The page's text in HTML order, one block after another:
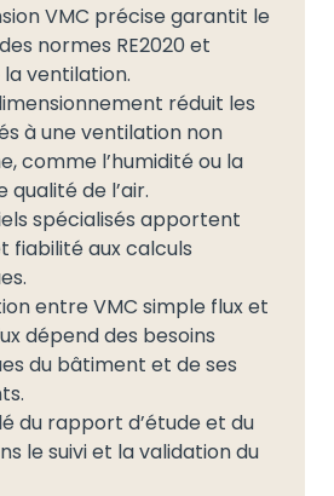
VMC précise garantit le
normes RE2020 et
ventilation.
réduit les
à une ventilation non
comme l’humidité ou la
qualité de l’air.
spécialisés apportent
fiabilité aux calculs
entre VMC simple flux et
dépend des besoins
du bâtiment et de ses
du rapport d’étude et du
le suivi et la validation du